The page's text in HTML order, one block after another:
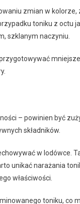
zmian w
toniku z octu
szklanym naczyniu.
– powinien być
składników.
w lodówce.
unikać narażania
właściwości.
toniku, co